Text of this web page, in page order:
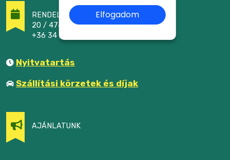
RENDELÉSFELVÉTEL
20 / 474 - 2464
+36 34 / 305 - 222
Nyitvatartás
Szállítási körzetek és díjak
AJÁNLATUNK
Elfogadom